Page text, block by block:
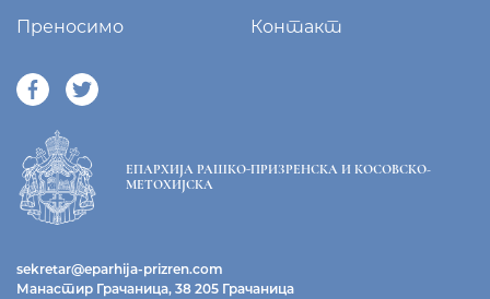
Преносимо
Контакт
ЕПАРХИЈА РАШКО-ПРИЗРЕНСКА И КОСОВСКО-
МЕТОХИЈСКА
sekretar@eparhija-prizren.com
Манастир Грачаница, 38 205 Грачаница